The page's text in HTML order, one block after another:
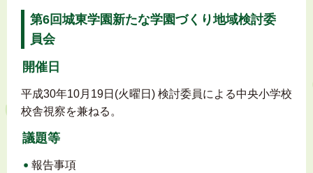
第6回城東学園新たな学園づくり地域検討委
員会
開催日
平成30年10月19日(火曜日) 検討委員による中央小学校
校舎視察を兼ねる。
議題等
報告事項